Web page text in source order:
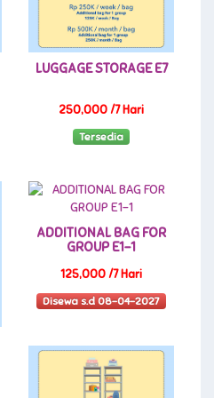
LUGGAGE STORAGE E7
250,000 /7 Hari
Tersedia
ADDITIONAL BAG FOR
GROUP E1-1
125,000 /7 Hari
Disewa s.d 08-04-2027